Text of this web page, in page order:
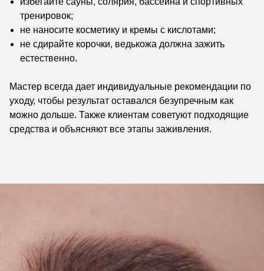
тренировок;
не наносите косметику и кремы с кислотами;
не сдирайте корочки, ведькожа должна зажить
естественно.
Мастер всегда дает индивидуальные рекомендации по
уходу, чтобы результат оставался безупречным как
можно дольше. Также клиентам советуют подходящие
средства и объясняют все этапы заживления.